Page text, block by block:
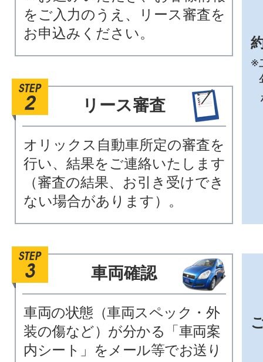
をご入力のうえ、リース審査を
お申込みください。
リース審査
オリックス自動車所定の審査を
行い、結果をご連絡いたします
（審査の結果、お引き受けでき
ない場合があります）。
車両確認
車両の状態（車両スペック・外
装の傷など）が分かる「車両案
内シート」をメール等でお送り
※